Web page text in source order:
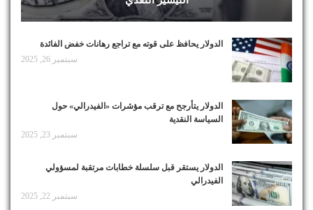
الدولار يحافظ على قوته مع تراجع رهانات خفض الفائدة
سبتمبر 26, 2025
الدولار يتأرجح مع ترقب مؤشرات «الفيدرالي» حول
السياسة النقدية
سبتمبر 23, 2025
الدولار يستقر قبل سلسلة خطابات مرتقبة لمسؤولي
الفيدرالي
سبتمبر 22, 2025